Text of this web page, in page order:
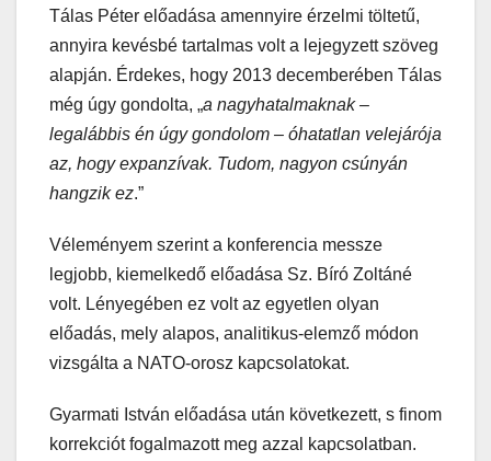
Tálas Péter előadása amennyire érzelmi töltetű,
annyira kevésbé tartalmas volt a lejegyzett szöveg
alapján. Érdekes, hogy 2013 decemberében Tálas
még úgy gondolta, „a nagyhatalmaknak –
legalábbis én úgy gondolom – óhatatlan velejárója
az, hogy expanzívak. Tudom, nagyon csúnyán
hangzik ez.”
Véleményem szerint a konferencia messze
legjobb, kiemelkedő előadása Sz. Bíró Zoltáné
volt. Lényegében ez volt az egyetlen olyan
előadás, mely alapos, analitikus-elemző módon
vizsgálta a NATO-orosz kapcsolatokat.
Gyarmati István előadása után következett, s finom
korrekciót fogalmazott meg azzal kapcsolatban.